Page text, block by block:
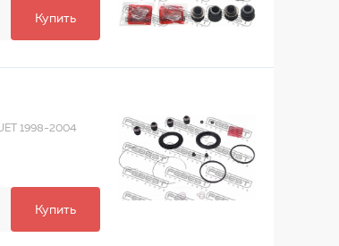
Купить
1998-2004
Купить